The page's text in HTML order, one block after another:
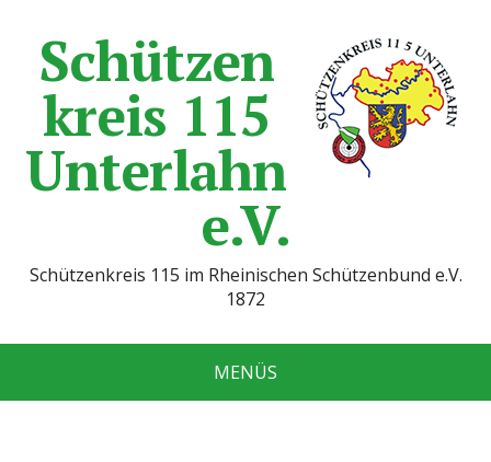
Schützen
kreis 115
Unterlahn
e.V.
Schützenkreis 115 im Rheinischen Schützenbund e.V.
1872
MENÜS